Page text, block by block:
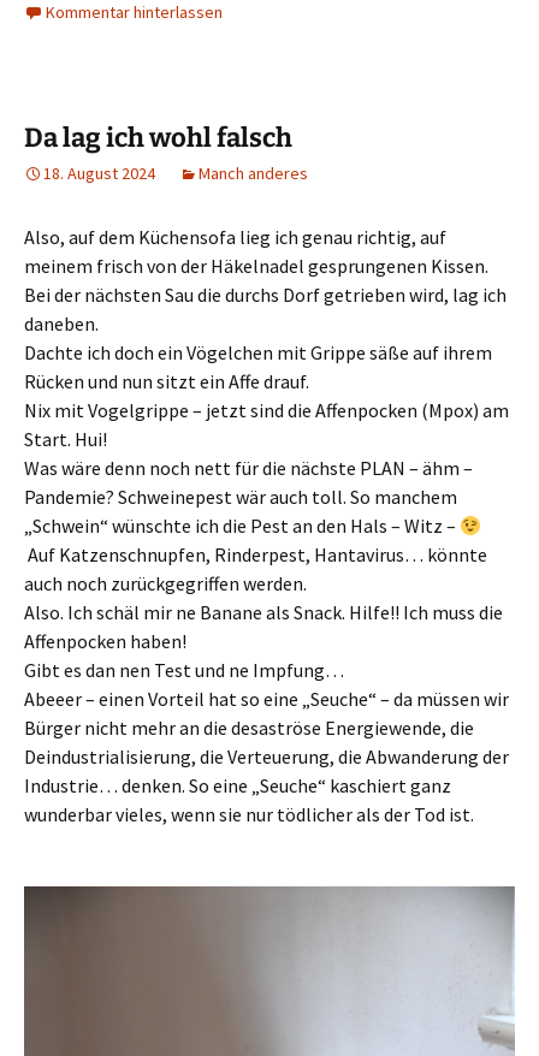
Kommentar hinterlassen
Da lag ich wohl falsch
18. August 2024 Manch anderes
Also, auf dem Küchensofa lieg ich genau richtig, auf
meinem frisch von der Häkelnadel gesprungenen Kissen.
Bei der nächsten Sau die durchs Dorf getrieben wird, lag ich
daneben.
Dachte ich doch ein Vögelchen mit Grippe säße auf ihrem
Rücken und nun sitzt ein Affe drauf.
Nix mit Vogelgrippe – jetzt sind die Affenpocken (Mpox) am
Start. Hui!
Was wäre denn noch nett für die nächste PLAN – ähm –
Pandemie? Schweinepest wär auch toll. So manchem
„Schwein“ wünschte ich die Pest an den Hals – Witz –
Auf Katzenschnupfen, Rinderpest, Hantavirus… könnte
auch noch zurückgegriffen werden.
Also. Ich schäl mir ne Banane als Snack. Hilfe!! Ich muss die
Affenpocken haben!
Gibt es dan nen Test und ne Impfung…
Abeeer – einen Vorteil hat so eine „Seuche“ – da müssen wir
Bürger nicht mehr an die desaströse Energiewende, die
Deindustrialisierung, die Verteuerung, die Abwanderung der
Industrie… denken. So eine „Seuche“ kaschiert ganz
wunderbar vieles, wenn sie nur tödlicher als der Tod ist.